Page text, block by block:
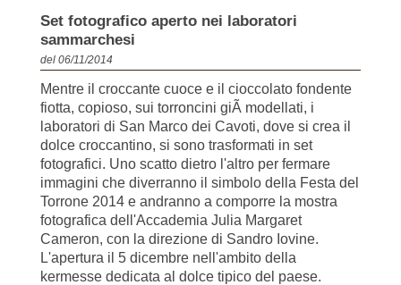
Set fotografico aperto nei laboratori
sammarchesi
del 06/11/2014
Mentre il croccante cuoce e il cioccolato fondente
fiotta, copioso, sui torroncini giÃ modellati, i
laboratori di San Marco dei Cavoti, dove si crea il
dolce croccantino, si sono trasformati in set
fotografici. Uno scatto dietro l'altro per fermare
immagini che diverranno il simbolo della Festa del
Torrone 2014 e andranno a comporre la mostra
fotografica dell'Accademia Julia Margaret
Cameron, con la direzione di Sandro Iovine.
L'apertura il 5 dicembre nell'ambito della
kermesse dedicata al dolce tipico del paese.